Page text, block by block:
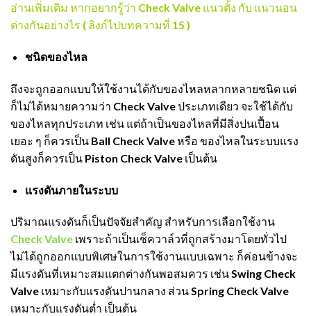
อ่านเพิ่มเติม หากอยากรู้ว่า Check Valve แนวตั้ง กับ แนวนอน
ต่างกันอย่างไร ( ลิงก์ไปบทความที่ 15 )
ชนิดของไหล
ถึงจะถูกออกแบบให้ใช้งานได้กับของไหลหลากหลายชนิด แต่
ก็ไม่ได้หมายความว่า Check Valve ประเภทเดียว จะใช้ได้กับ
ของไหลทุกประเภท เช่น แต่ถ้าเป็นของไหลที่มีสิ่งปนเปื้อน
เยอะ ๆ ก็ควรเป็น Ball Check Valve หรือ ของไหลในระบบแรง
ดันสูงก็ควรเป็น Piston Check Valve เป็นต้น
แรงดันภายในระบบ
ปริมาณแรงดันก็เป็นปัจจัยสำคัญ สำหรับการเลือกใช้งาน
Check Valve เพราะถ้าเป็นเช็ควาล์วที่ถูกสร้างมาโดยทั่วไป
ไม่ได้ถูกออกแบบพิเศษในการใช้งานแบบเฉพาะ ก็ค่อนข้างจะ
มีแรงดันที่เหมาะสมแตกต่างกันพอสมควร เช่น Swing Check
Valve เหมาะกับแรงดันปานกลาง ส่วน Spring Check Valve
เหมาะกับแรงดันต่ำ เป็นต้น